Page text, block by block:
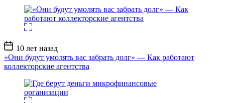
Дата
записи
10 лет назад
«Они будут умолять вас забрать долг» — Как работают
коллекторские агентства